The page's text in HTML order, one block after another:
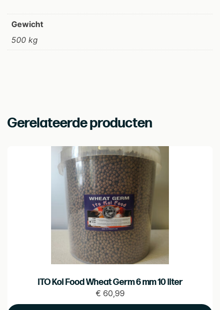
Gewicht
500 kg
Gerelateerde producten
ITO Koi Food Wheat Germ 6 mm 10 liter
€ 60,99
Prijs
€